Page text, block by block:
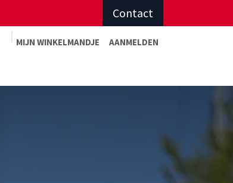
Contact
MIJN WINKELMANDJE AANMELDEN